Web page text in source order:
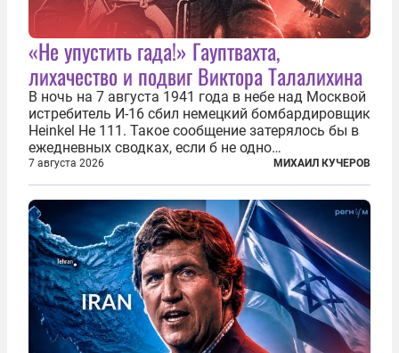
«Не упустить гада!» Гауптвахта,
лихачество и подвиг Виктора Талалихина
В ночь на 7 августа 1941 года в небе над Москвой
истребитель И-16 сбил немецкий бомбардировщик
Heinkel He 111. Такое сообщение затерялось бы в
ежедневных сводках, если б не одно
обстоятельство. Это был один из первых в
истории отечественной авиации ночных таранов.
У пилота — младшего лейтенанта...
7 августа 2026 МИХАИЛ КУЧЕРОВ